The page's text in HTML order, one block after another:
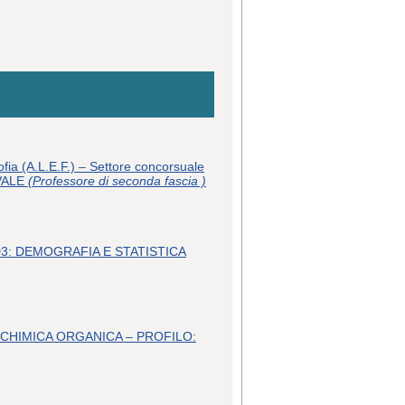
(A.L.E.F.) – Settore concorsuale
(Professore di seconda fascia )
DEMOGRAFIA E STATISTICA
ORGANICA – PROFILO: